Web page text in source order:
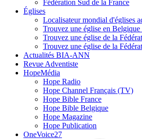
Fédération Sud de la France
Églises
Localisateur mondial d'églises
Trouvez une église en
Trouvez une église de la
Trouvez une église de la
Actualités BIA-ANN
Revue Adventiste
HopeMédia
Hope Radio
Hope Channel Français (TV)
Hope Bible France
Hope Bible Belgique
Hope Magazine
Hope Publication
OneVoice27